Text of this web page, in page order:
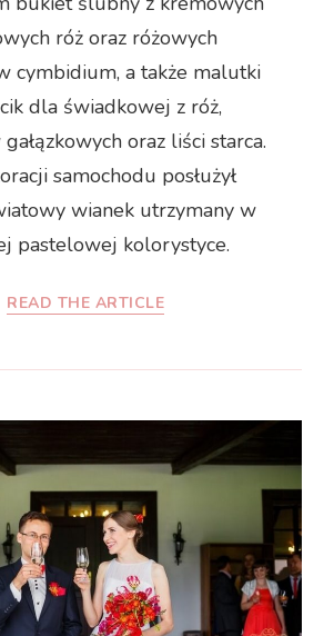
róż oraz różowych
cymbidium, a także malutki
dla świadkowej z róż,
oraz liści starca.
samochodu posłużył
wianek utrzymany w
pastelowej kolorystyce.
READ THE ARTICLE